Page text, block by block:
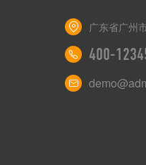
广东省广州
400-